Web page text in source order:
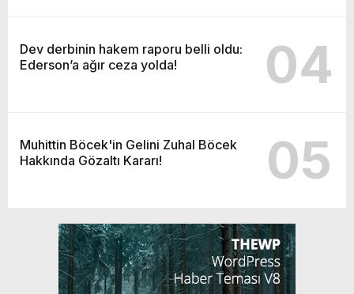
Dev derbinin hakem raporu belli oldu:
Ederson’a ağır ceza yolda!
04
Muhittin Böcek'in Gelini Zuhal Böcek
Hakkında Gözaltı Kararı!
05